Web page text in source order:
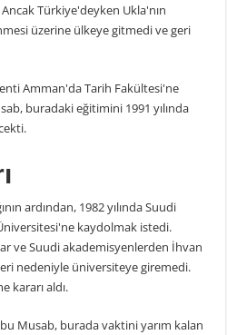
Türkiye'deyken Ukla'nın
üzerine ülkeye gitmedi ve geri
Amman'da Tarih Fakültesi'ne
buradaki eğitimini 1991 yılında
ardından, 1982 yılında Suudi
kaydolmak istedi.
ve Suudi akademisyenlerden İhvan
nedeniyle üniversiteye giremedi.
kararı aldı.
Musab, burada vaktini yarım kalan